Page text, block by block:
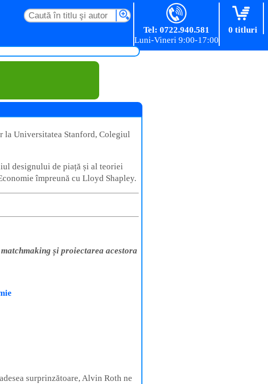
0 titluri
Tel: 0722.940.581
la Universitatea Stanford, Colegiul
designului de piață și al teoriei
împreună cu Lloyd Shapley.
și proiectarea acestora
surprinzătoare, Alvin Roth ne